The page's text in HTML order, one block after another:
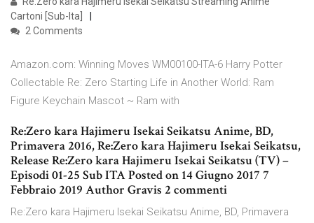
Cartoni [Sub-Ita]
2 Comments
Amazon.com: Winning Moves WM00100-ITA-6 Harry Potter
Collectable Re: Zero Starting Life in Another World: Ram
Figure Keychain Mascot ~ Ram with
Re:Zero kara Hajimeru Isekai Seikatsu Anime, BD,
Primavera 2016, Re:Zero kara Hajimeru Isekai Seikatsu,
Release Re:Zero kara Hajimeru Isekai Seikatsu (TV) –
Episodi 01-25 Sub ITA Posted on 14 Giugno 2017 7
Febbraio 2019 Author Gravis 2 commenti
Re:Zero kara Hajimeru Isekai Seikatsu Anime, BD, Primavera